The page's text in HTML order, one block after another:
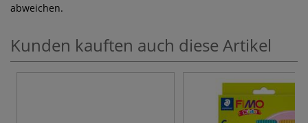
abweichen.
Kunden kauften auch diese Artikel